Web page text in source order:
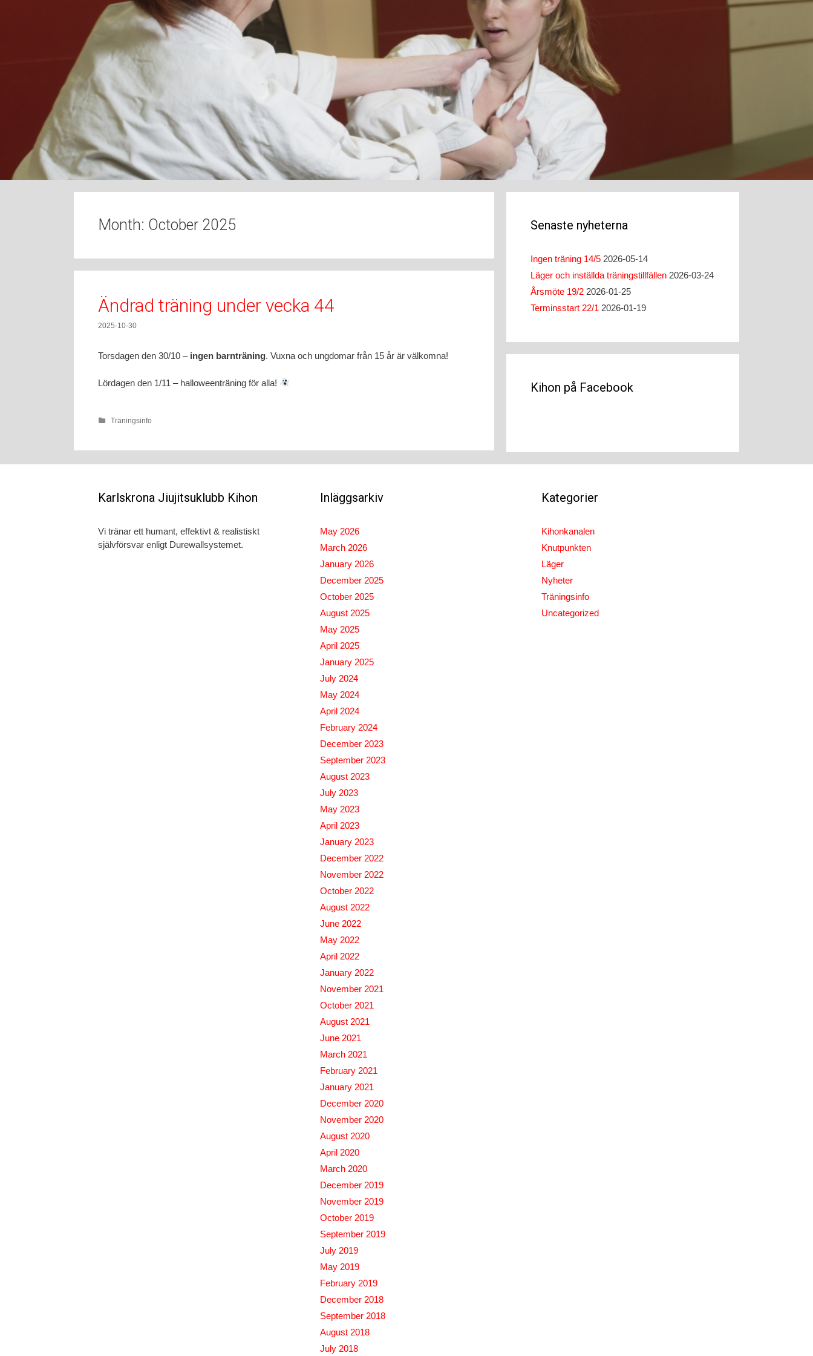
t
Month: October 2025
Ändrad träning under vecka 44
2025-10-30
Torsdagen den 30/10 – ingen barnträning. Vuxna och ungdomar från 15 år är välkomna!
Lördagen den 1/11 – halloweenträning för alla!
Träningsinfo
Senaste nyheterna
Ingen träning 14/5 2026-05-14
Läger och inställda träningstillfällen 2026-03-24
Årsmöte 19/2 2026-01-25
Terminsstart 22/1 2026-01-19
Kihon på Facebook
Karlskrona Jiujitsuklubb Kihon
Vi tränar ett humant, effektivt & realistiskt
självförsvar enligt Durewallsystemet.
Inläggsarkiv
May 2026
March 2026
January 2026
December 2025
October 2025
August 2025
May 2025
April 2025
January 2025
July 2024
May 2024
April 2024
February 2024
December 2023
September 2023
August 2023
July 2023
May 2023
April 2023
January 2023
December 2022
November 2022
October 2022
August 2022
June 2022
May 2022
April 2022
January 2022
November 2021
October 2021
August 2021
June 2021
March 2021
February 2021
January 2021
December 2020
November 2020
August 2020
April 2020
March 2020
December 2019
November 2019
October 2019
September 2019
July 2019
May 2019
February 2019
December 2018
September 2018
August 2018
July 2018
Kategorier
Kihonkanalen
Knutpunkten
Läger
Nyheter
Träningsinfo
Uncategorized